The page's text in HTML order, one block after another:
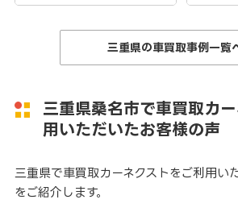
三重県の車買取事例一覧
三重県桑名市で車買取カー
用いただいたお客様の声
三重県で車買取カーネクストをご利用い
をご紹介します。